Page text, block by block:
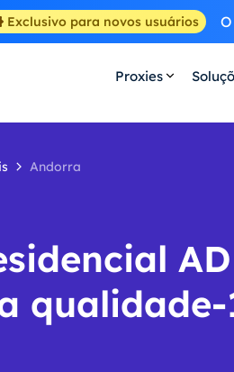
Exclusivo para novos usuários
Proxies
Andorra
qualidade-